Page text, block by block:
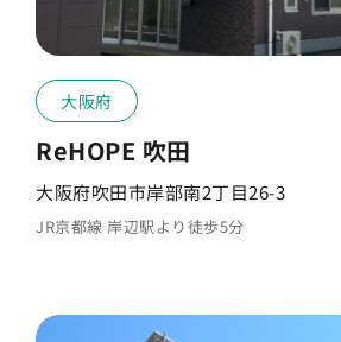
大阪府
ReHOPE 吹田
大阪府吹田市岸部南2丁目26-3
JR京都線 岸辺駅より徒歩5分